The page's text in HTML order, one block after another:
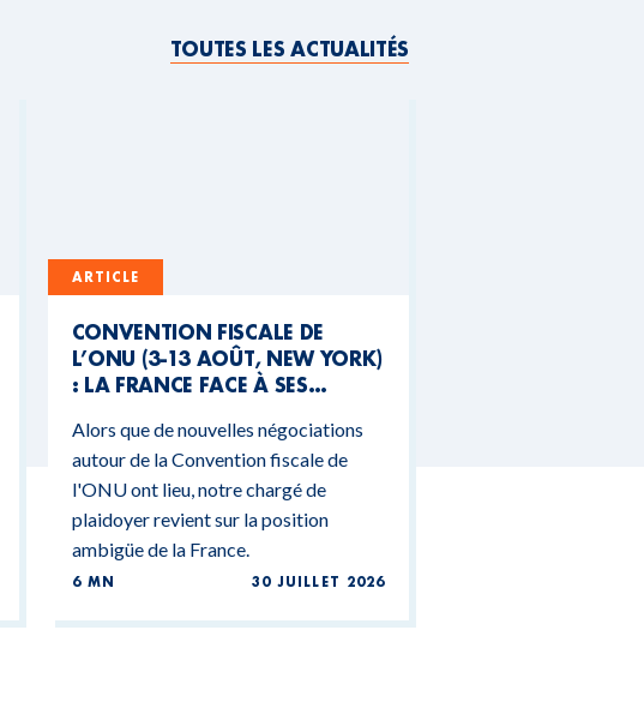
TOUTES LES ACTUALITÉS
ARTICLE
CONVENTION FISCALE DE
L’ONU (3-13 AOÛT, NEW YORK)
: LA FRANCE FACE À SES
BUDGÉTAIRES
Alors que de nouvelles négociations
autour de la Convention fiscale de
l'ONU ont lieu, notre chargé de
plaidoyer revient sur la position
ambigüe de la France.
6 MN 30 JUILLET 2026